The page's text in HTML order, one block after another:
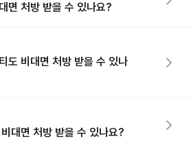
면 처방 받을 수 있나요?
도 비대면 처방 받을 수 있나
대면 처방 받을 수 있나요?